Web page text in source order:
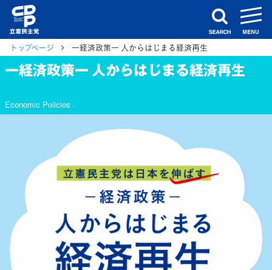
search
トップページ 一経済政策一 人からはじまる経済再生
一経済政策一 人からはじまる経済再生
Economic Policies